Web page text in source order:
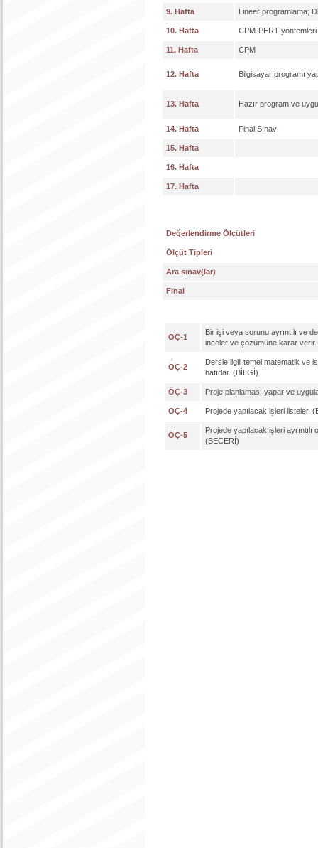
9. Hafta Lineer programlama;
10. Hafta CPM-PERT yöntemleri
11. Hafta CPM
12. Hafta Bilgisayar programı
13. Hafta Hazır program ve
14. Hafta Final Sınavı
15. Hafta
16. Hafta
17. Hafta
Değerlendirme Ölçütleri
Ölçüt Tipleri
Ara sınav(lar)
Final
ÖÇ-1
Bir işi veya sorunu ayrıntılı ve
inceler ve çözümüne karar
ÖÇ-2
Dersle ilgili temel matematik ve
hatırlar. (BİLGİ)
ÖÇ-3 Proje planlaması yapar ve
ÖÇ-4 Projede yapılacak işleri listeler.
ÖÇ-5
Projede yapılacak işleri ayrıntılı
(BECERİ)